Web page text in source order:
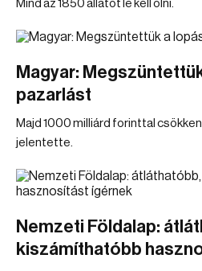
Mind az 1850 állatot le kell ölni.
Magyar:
pazarlást
Majd 1000 milliárd forinttal
jelentette.
Nemzeti Földalap:
kiszámíthatóbb